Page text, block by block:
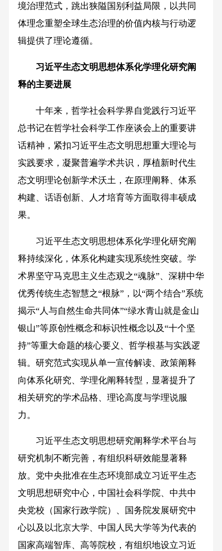
境治理范式，跳出狭隘国别利益局限，以共同
体理念重塑全球生态治理的价值内核与行动逻
辑提供了理论遵循。
习近平生态文明思想体系化学理化研究阐
释的主要进展
十年来，哲学社会科学界自觉践行习近平
总书记在哲学社会科学工作座谈会上的重要讲
话精神，紧扣习近平生态文明思想重大理论与
实践要求，凝聚普遍学术共识，厚植新时代生
态文明理论创新学术沃土，在原理阐释、体系
构建、话语创新、人才培育等方面取得丰硕成
果。
习近平生态文明思想体系化学理化研究阐
释持续深化，体系化构建实现系统性突破。学
术界坚守马克思主义生态观之“魂脉”、深耕中华
优秀传统生态智慧之“根脉”，以“两个结合”系统
揭示“人与自然生命共同体”“绿水青山就是金山
银山”等原创性概念和标识性概念以及“十个坚
持”等重大命题的核心要义、哲学根基与实践逻
辑。研究范式实现从单一宣传解读、政策阐释
向体系化研究、学理化阐释转型，显著提升了
相关研究的学术品格、理论高度与学理说服
力。
习近平生态文明思想研究阐释学术平台与
研究机制不断完善，有组织科研效能显著释
放。党中央批准在生态环境部成立习近平生态
文明思想研究中心，中国社会科学院、中共中
央党校（国家行政学院）、国务院发展研究中
心以及以北京大学、中国人民大学等为代表的
国家高端智库、高等院校，有组织地设立习近